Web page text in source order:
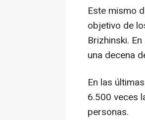
Este mismo
objetivo de
Brizhinski.
una decena
En las
6.500 veces
personas.